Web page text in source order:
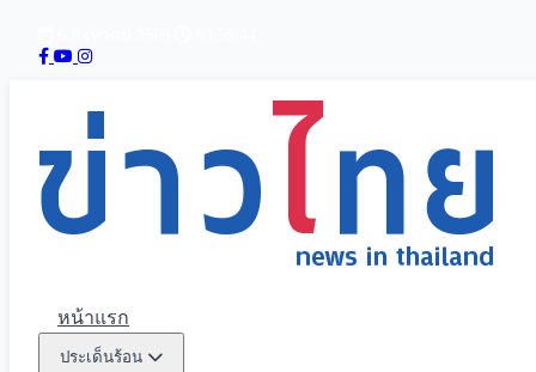
หน้าแรก
ประเด็นร้อน